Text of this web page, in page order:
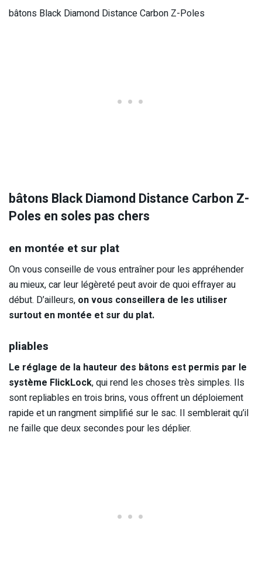
bâtons Black Diamond Distance Carbon Z-Poles
bâtons Black Diamond Distance Carbon Z-
Poles en soles pas chers
en montée et sur plat
On vous conseille de vous entraîner pour les appréhender
au mieux, car leur légèreté peut avoir de quoi effrayer au
début. D’ailleurs, on vous conseillera de les utiliser
surtout en montée et sur du plat.
pliables
Le réglage de la hauteur des bâtons est permis par le
système FlickLock, qui rend les choses très simples. Ils
sont repliables en trois brins, vous offrent un déploiement
rapide et un rangment simplifié sur le sac. Il semblerait qu’il
ne faille que deux secondes pour les déplier.